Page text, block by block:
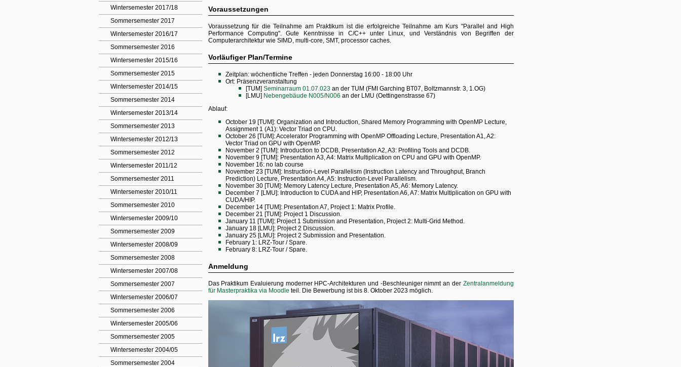
Wintersemester 2017/18
Sommersemester 2017
Wintersemester 2016/17
Sommersemester 2016
Wintersemester 2015/16
Sommersemester 2015
Wintersemester 2014/15
Sommersemester 2014
Wintersemester 2013/14
Sommersemester 2013
Wintersemester 2012/13
Sommersemester 2012
Wintersemester 2011/12
Sommersemester 2011
Wintersemester 2010/11
Sommersemester 2010
Wintersemester 2009/10
Sommersemester 2009
Wintersemester 2008/09
Sommersemester 2008
Wintersemester 2007/08
Sommersemester 2007
Wintersemester 2006/07
Sommersemester 2006
Wintersemester 2005/06
Sommersemester 2005
Wintersemester 2004/05
Sommersemester 2004
Voraussetzungen
Voraussetzung für die Teilnahme am Praktikum ist die erfolgreiche Teilnahme am Kurs "Parallel and High
Performance Computing". Gute Kenntnisse in C/C++ unter Linux, und Verständnis von Begriffen der
Computerarchitektur wie SIMD, multi-core, SMT, processor caches.
Vorläufiger Plan/Termine
Zeitplan: wöchentliche Treffen - jeden Donnerstag 16:00 - 18:00 Uhr
Ort: Präsenzveranstaltung
[TUM] Seminarraum 01.07.023an der TUM (FMI Garching BT07, Boltzmannstr. 3, 1.OG)
[LMU] Nebengebäude N005/N006 an der LMU (Oettingenstrasse 67)
Ablauf:
October 19 [TUM]: Organization and Introduction, Shared Memory Programming with OpenMP Lecture,
Assignment 1 (A1): Vector Triad on CPU.
October 26 [TUM]: Accelerator Programming with OpenMP Offloading Lecture, Presentation A1, A2:
Vector Triad on GPU with OpenMP.
November 2 [TUM]: Introduction to DCDB, Presentation A2, A3: Profiling Tools and DCDB.
November 9 [TUM]: Presentation A3, A4: Matrix Multiplication on CPU and GPU with OpenMP.
November 16: no lab course
November 23 [TUM]: Instruction-Level Parallelism (Instruction Latency and Throughput, Branch
Prediction) Lecture, Presentation A4, A5: Instruction-Level Parallelism.
November 30 [TUM]: Memory Latency Lecture, Presentation A5, A6: Memory Latency.
December 7 [LMU]: Introduction to CUDA and HIP, Presentation A6, A7: Matrix Multiplication on GPU with
CUDA/HIP.
December 14 [TUM]: Presentation A7, Project 1: Matrix Profile.
December 21 [TUM]: Project 1 Discussion.
January 11 [TUM]: Project 1 Submission and Presentation, Project 2: Multi-Grid Method.
January 18 [LMU]: Project 2 Discussion.
January 25 [LMU]: Project 2 Submission and Presentation.
February 1: LRZ-Tour / Spare.
February 8: LRZ-Tour / Spare.
Anmeldung
Das Praktikum Evaluierung moderner HPC-Architekturen und -Beschleuniger nimmt an der Zentralanmeldung
für Masterpraktika via Moodle teil. Die Bewerbung ist bis 8. Oktober 2023 möglich.